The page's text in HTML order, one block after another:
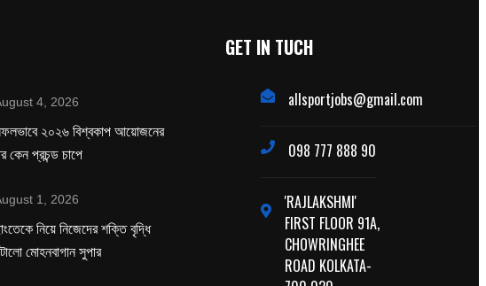
4, 2026
২০২৬ বিশ্বকাপ আয়োজনের
কেন প্রচন্ড চাপে
1, 2026
নিয়ে নিজেদের শক্তি বৃদ্ধি
মোহনবাগান সুপার
GET IN TUCH
allsportjobs@gmail.com
098 777 888 90
'RAJLAKSHMI'
FIRST FLOOR 91A,
CHOWRINGHEE
ROAD KOLKATA-